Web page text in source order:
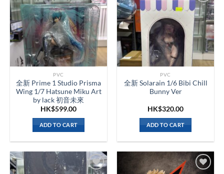
PVC
全新 Prime 1 Studio Prisma
Wing 1/7 Hatsune Miku Art
by lack 初音未來
HK$599.00
ADD TO CART
PVC
全新 Solarain 1/6 Bibi Chill
Bunny Ver
HK$320.00
ADD TO CART